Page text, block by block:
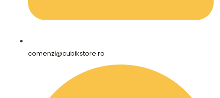
comenzi@cubikstore.ro